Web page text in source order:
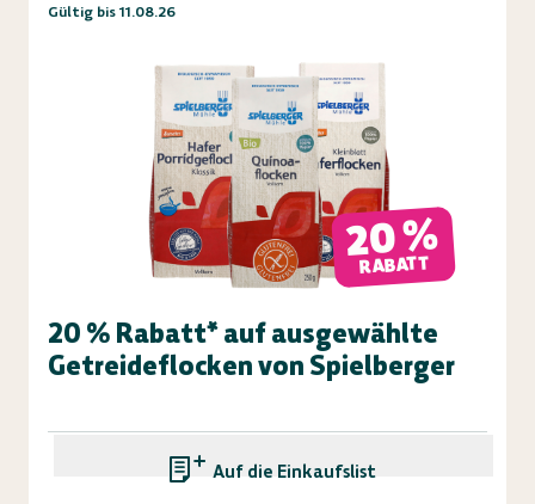
Gültig bis 11.08.26
20 %
RABATT
20 % Rabatt* auf ausgewählte
Getreideflocken von Spielberger
Auf die Einkaufsliste